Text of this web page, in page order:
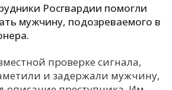
У
Росгвардии помогли
мужчину, подозреваемого в
проверке сигнала,
и задержали мужчину,